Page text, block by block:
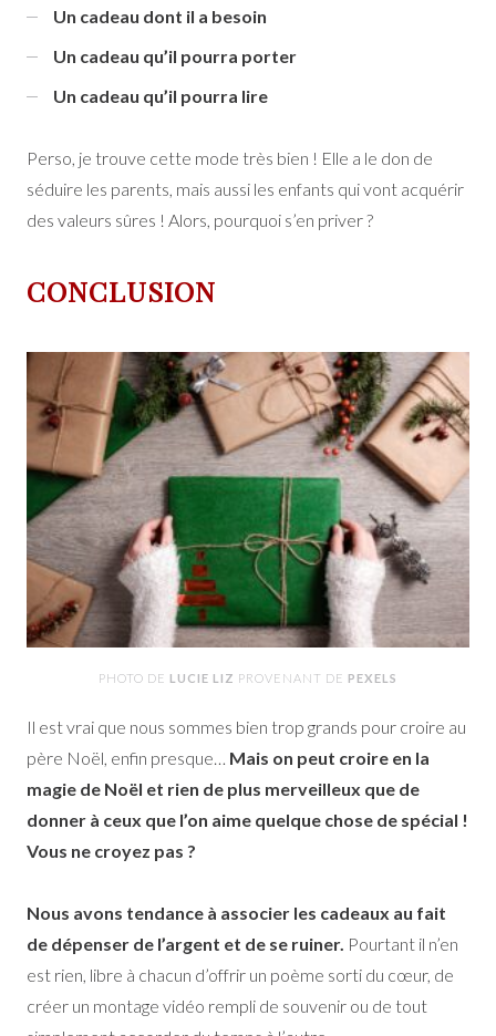
Un cadeau dont il a besoin
Un cadeau qu’il pourra porter
Un cadeau qu’il pourra lire
Perso, je trouve cette mode très bien ! Elle a le don de
séduire les parents, mais aussi les enfants qui vont acquérir
des valeurs sûres ! Alors, pourquoi s’en priver ?
CONCLUSION
PHOTO DE LUCIE LIZ PROVENANT DE PEXELS
Il est vrai que nous sommes bien trop grands pour croire au
père Noël, enfin presque… Mais on peut croire en la
magie de Noël et rien de plus merveilleux que de
donner à ceux que l’on aime quelque chose de spécial !
Vous ne croyez pas ?
Nous avons tendance à associer les cadeaux au fait
de dépenser de l’argent et de se ruiner. Pourtant il n’en
est rien, libre à chacun d’offrir un poème sorti du cœur, de
créer un montage vidéo rempli de souvenir ou de tout